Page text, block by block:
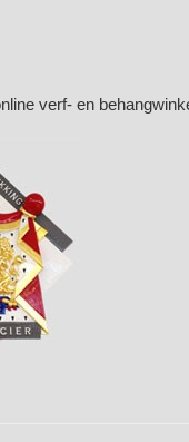
verf- en